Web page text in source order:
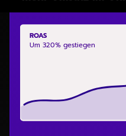
ROAS
Um 320% gestiegen